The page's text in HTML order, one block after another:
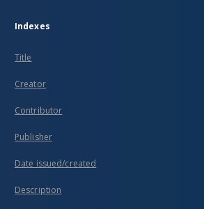
Indexes
Title
Creator
Contributor
Publisher
Date issued/created
Description